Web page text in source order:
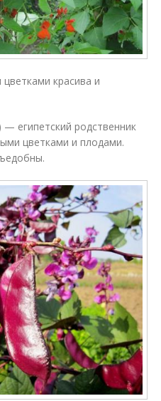
красива и
египетский родственник
цветками и плодами.